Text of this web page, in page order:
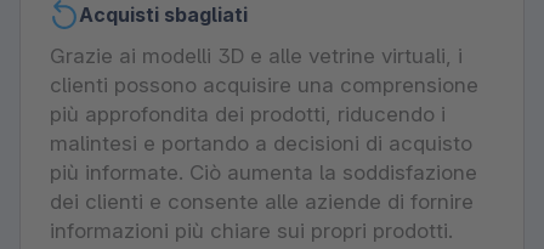
Acquisti sbagliati
Grazie ai modelli 3D e alle vetrine virtuali, i
clienti possono acquisire una comprensione
più approfondita dei prodotti, riducendo i
malintesi e portando a decisioni di acquisto
più informate. Ciò aumenta la soddisfazione
dei clienti e consente alle aziende di fornire
informazioni più chiare sui propri prodotti.